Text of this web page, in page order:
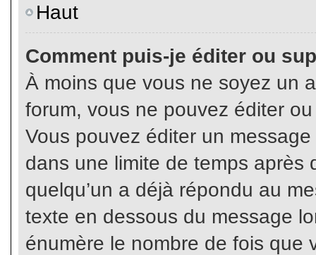
Haut
Comment puis-je éditer ou
À moins que vous ne soyez un
forum, vous ne pouvez éditer
Vous pouvez éditer un
dans une limite de temps après
quelqu’un a déjà répondu au
texte en dessous du message
énumère le nombre de fois que